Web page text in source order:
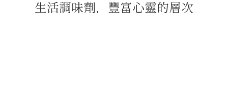
生活調味劑，豐富心靈的層次